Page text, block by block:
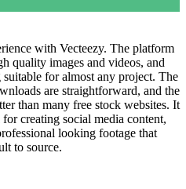
with Vecteezy. The platform
quality images and videos, and
suitable for almost any project. The
are straightforward, and the
than many free stock websites. It
creating social media content,
looking footage that
to source.